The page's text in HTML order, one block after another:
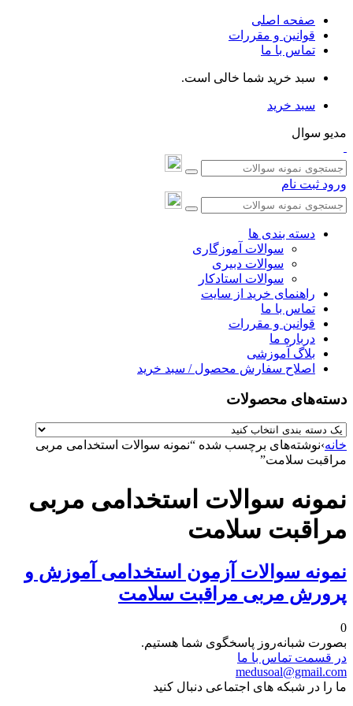
صفحه اصلی
قوانین و مقررات
تماس با ما
سبد خرید شما خالی است.
سبد خرید
مدیو سوال
ورود ثبت نام
دسته بندی ها
سوالات آموزگاری
سوالات دبیری
سوالات استادکار
راهنمای خرید از سایت
تماس با ما
قوانین و مقررات
درباره ما
بلاگ آموزشی
اصلاح سفارش محصول / سبد خرید
دسته‌های محصولات
خانه›نوشته‌های برچسب شده “نمونه سوالات استخدامی مربی
مراقبت سلامت”
نمونه سوالات استخدامی مربی
مراقبت سلامت
نمونه سوالات آزمون استخدامی آموزش و
پرورش مربی مراقبت سلامت
0
بصورت شبانه‌روز پاسخگوی شما هستیم.
در قسمت تماس با ما
medusoal@gmail.com
ما را در شبکه های اجتماعی دنبال کنید